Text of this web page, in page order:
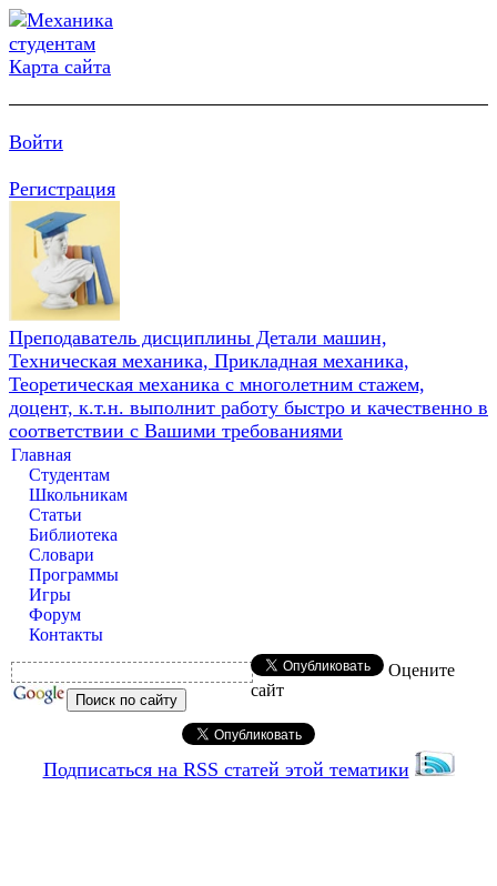
Карта сайта
Войти
Регистрация
Преподаватель дисциплины Детали машин,
Техническая механика, Прикладная механика,
Теоретическая механика с многолетним стажем,
доцент, к.т.н. выполнит работу быстро и качественно в
соответствии с Вашими требованиями
Главная
Студентам
Школьникам
Статьи
Библиотека
Словари
Программы
Игры
Форум
Контакты
Оцените
сайт
Подписаться на RSS статей этой тематики